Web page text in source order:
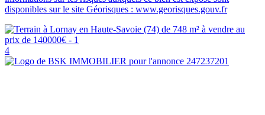
disponibles sur le site Géorisques : www.georisques.gouv.fr
4